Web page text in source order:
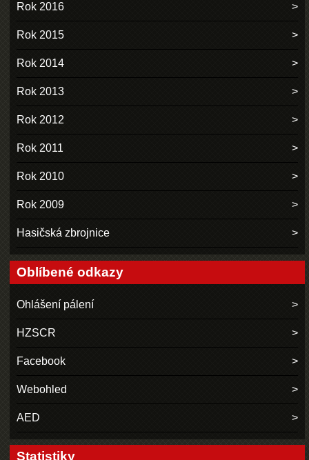
Rok 2016
Rok 2015
Rok 2014
Rok 2013
Rok 2012
Rok 2011
Rok 2010
Rok 2009
Hasičská zbrojnice
Oblíbené odkazy
Ohlášení pálení
HZSCR
Facebook
Webohled
AED
Statistiky